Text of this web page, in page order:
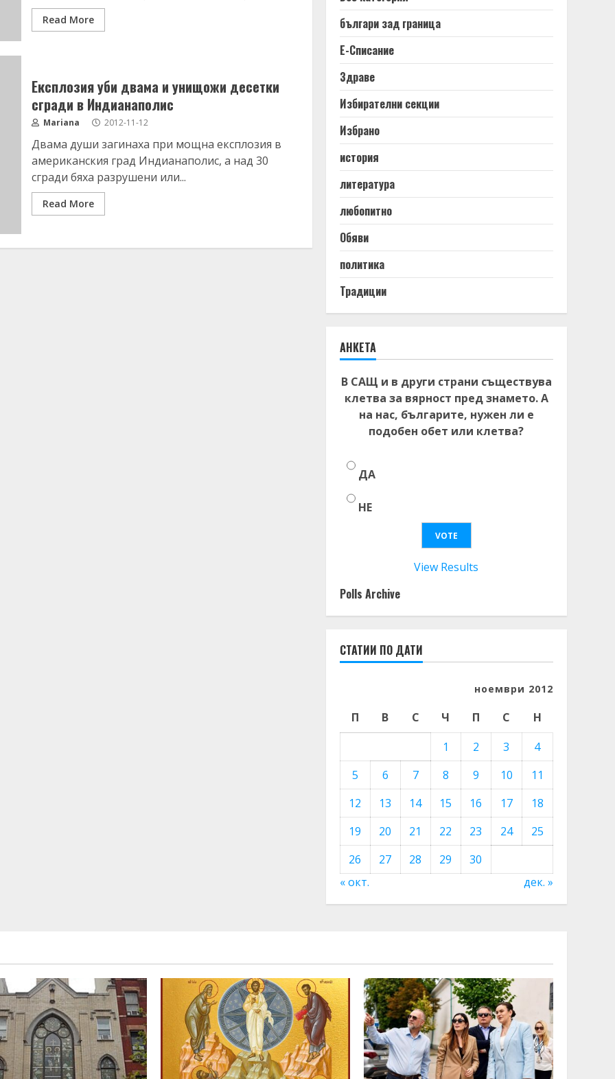
Read More
Експлозия уби двама и унищожи десетки
сгради в Индианаполис
Mariana 2012-11-12
Двама души загинаха при мощна експлозия в
американския град Индианаполис, а над 30
сгради бяха разрушени или...
Read More
българи зад граница
Е-Списание
Здраве
Избирателни секции
Избрано
история
литература
любопитно
Обяви
политика
Традиции
АНКЕТА
В САЩ и в други страни съществува
клетва за вярност пред знамето. А
на нас, българите, нужен ли е
подобен обет или клетва?
ДА
НЕ
View Results
Polls Archive
СТАТИИ ПО ДАТИ
ноември 2012
П В С Ч П С
Н
1
2 3
4
5
6 7 8 9 10
11
12
13 14 15 16 17
18
19
20 21 22 23 24
25
26
27 28 29
30
« окт.
дек. »